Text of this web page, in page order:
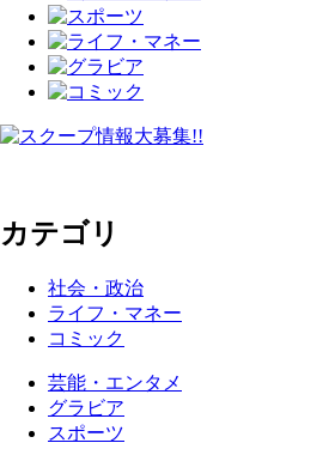
カテゴリ
社会・政治
ライフ・マネー
コミック
芸能・エンタメ
グラビア
スポーツ